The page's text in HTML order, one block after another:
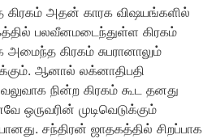
கிரகம் அதன் காரக விஷயங்களில்
பலவீனமடைந்துள்ள கிரகம்
அமைந்த கிரகம் சுபரானாலும்
ஆனால் லக்னாதிபதி
நின்ற கிரகம் கூட தனது
ஒருவரின் முடிவெடுக்கும்
சந்திரன் ஜாதகத்தில் சிறப்பாக